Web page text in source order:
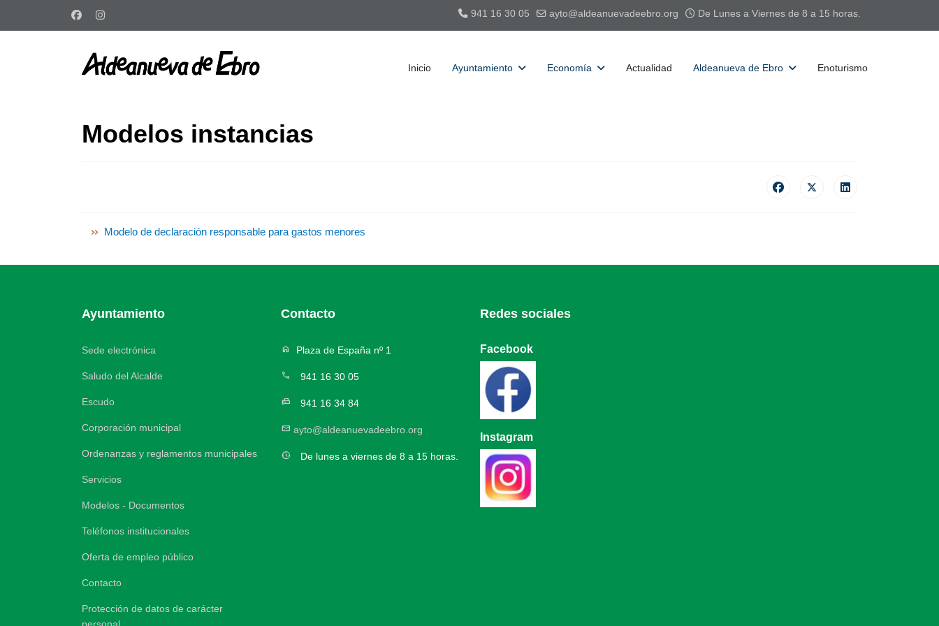
941 16 30 05 ayto@aldeanuevadeebro.org De Lunes a Viernes de 8 a 15 horas.
Inicio Ayuntamiento Economía Actualidad Aldeanueva de Ebro Enoturismo
Modelos instancias
Modelo de declaración responsable para gastos menores
Ayuntamiento
Sede electrónica
Saludo del Alcalde
Escudo
Corporación municipal
Ordenanzas y reglamentos municipales
Servicios
Modelos - Documentos
Teléfonos institucionales
Oferta de empleo público
Contacto
Protección de datos de carácter
Contacto
home Plaza de España nº 1
call 941 16 30 05
fax 941 16 34 84
mail ayto@aldeanuevadeebro.org
nest_clock_farsight_analog De lunes a viernes de 8 a 15 horas.
Redes sociales
Facebook
Instagram